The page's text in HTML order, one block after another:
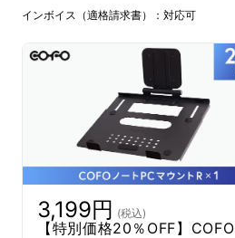
インボイス（適格請求書）：対応可
3,199円 (税込)
【特別価格20％OFF】COFO